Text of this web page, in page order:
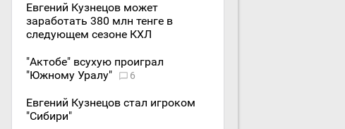
Евгений Кузнецов может
заработать 380 млн тенге в
следующем сезоне КХЛ
"Актобе" всухую проиграл
"Южному Уралу"
6
Евгений Кузнецов стал игроком
"Сибири"